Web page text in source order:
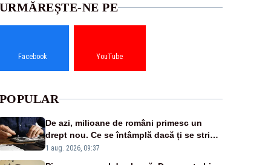
NE PE
Facebook YouTube
De azi, milioane de români primesc un
drept nou. Ce se întâmplă dacă ți se strică
un produs
1 aug. 2026, 09:37